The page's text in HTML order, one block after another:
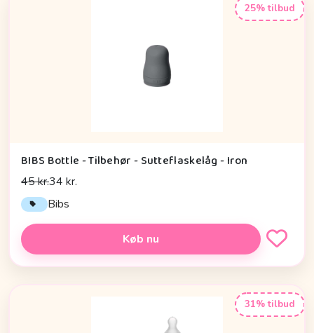
25% tilbud
BIBS Bottle - Tilbehør - Sutteflaskelåg - Iron
45 kr.34 kr.
Bibs
Køb nu
31% tilbud